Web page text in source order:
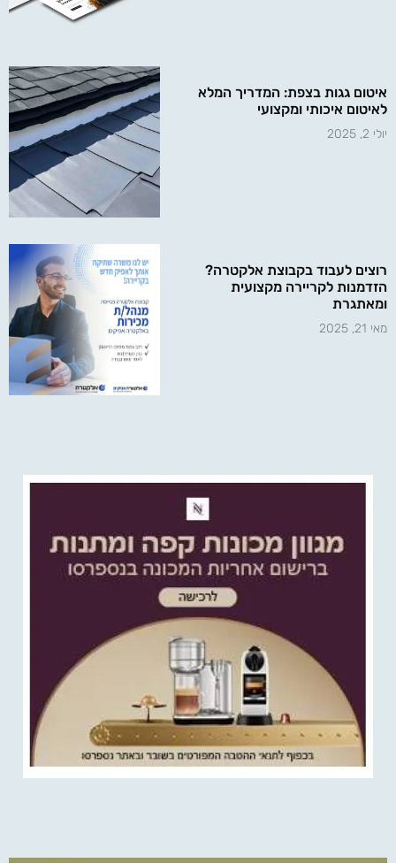
איטום גגות בצפת: המדריך המלא
לאיטום איכותי ומקצועי
יולי 2, 2025
רוצים לעבוד בקבוצת אלקטרה?
הזדמנות לקריירה מקצועית
ומאתגרת
מאי 21, 2025